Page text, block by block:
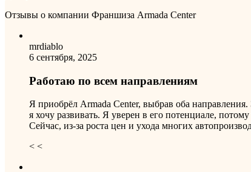
Отзывы о компании Франшиза Armada Center
mrdiablo
6 сентября, 2025
Работаю по всем направлениям
Я приобрёл Armada Center, выбрав оба
я хочу развивать. Я уверен в его потенциале,
Сейчас, из-за роста цен и ухода многих
< <